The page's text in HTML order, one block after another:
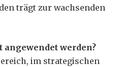
trägt zur wachsenden
angewendet werden?
im strategischen